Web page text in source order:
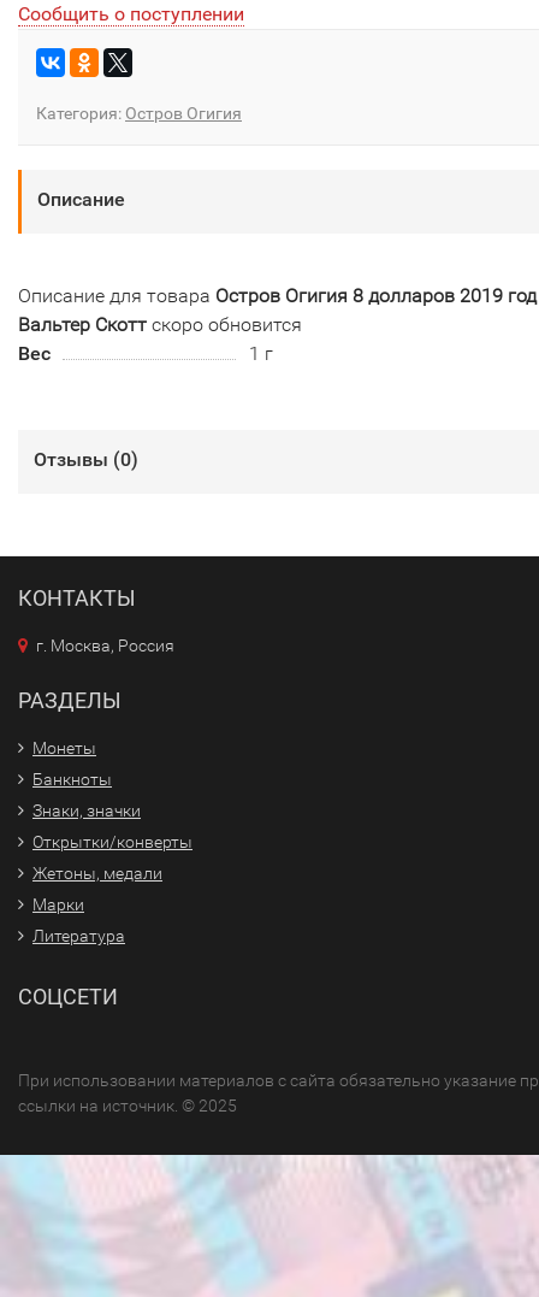
Сообщить о поступлении
Категория: Остров Огигия
Описание
Описание для товара Остров Огигия 8 долларов 2019
Вальтер Скотт скоро обновится
Вес
1 г
Отзывы (0)
КОНТАКТЫ
г. Москва, Россия
РАЗДЕЛЫ
Монеты
Банкноты
Знаки, значки
Открытки/конверты
Жетоны, медали
Марки
Литература
СОЦСЕТИ
При использовании материалов с сайта обязательно указание
ссылки на источник. © 2025